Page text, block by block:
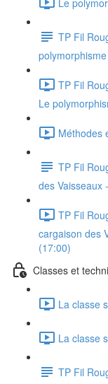
TP Fil
polymorphisme
TP Fil
Le
Méthodes
TP Fil
des Vaisseaux
TP Fil
cargaison des
(17:00)
Classes et
La classe
La classe
TP Fil